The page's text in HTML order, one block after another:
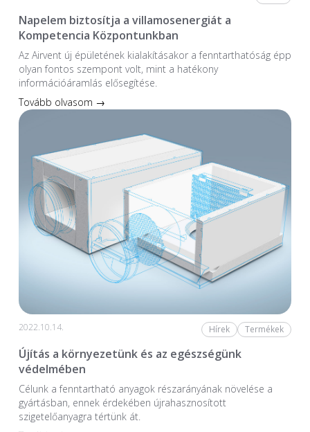
Napelem biztosítja a villamosenergiát a
Kompetencia Központunkban
Az Airvent új épületének kialakításakor a fenntarthatóság épp
olyan fontos szempont volt, mint a hatékony
információáramlás elősegítése.
Tovább olvasom →
2022.10.14. Hírek Termékek
Újítás a környezetünk és az egészségünk
védelmében
Célunk a fenntartható anyagok részarányának növelése a
gyártásban, ennek érdekében újrahasznosított
szigetelőanyagra tértünk át.